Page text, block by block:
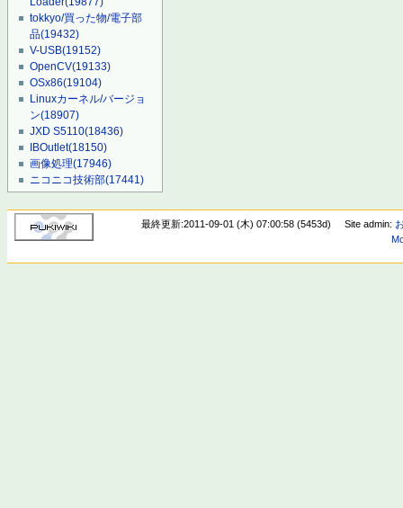
tokkyo/買った物/電子部
品(19432)
V-USB(19152)
OpenCV(19133)
OSx86(19104)
Linuxカーネル/バージョ
ン(18907)
JXD S5110(18436)
IBOutlet(18150)
画像処理(17946)
ニコニコ技術部(17441)
最終更新:2011-09-01 (木) 07:00:58 (5453d) Site admin: